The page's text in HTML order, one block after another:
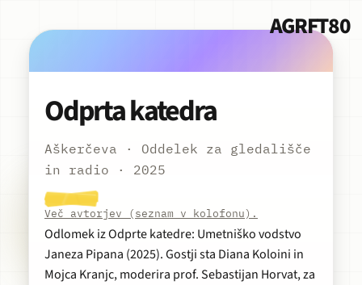
AGRFT80
Odprta katedra
Aškerčeva · Oddelek za gledališče
in radio · 2025
Predvajaj
Več avtorjev (seznam v kolofonu).
Odlomek iz Odprte katedre: Umetniško vodstvo
Janeza Pipana (2025). Gostji sta Diana Koloini in
Mojca Kranjc, moderira prof. Sebastijan Horvat, za